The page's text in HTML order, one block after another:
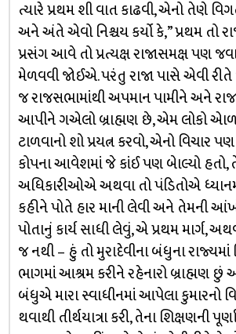
ત્યારે પ્રથમ શી વાત કાઢવી, એનો તેણે
અને અંતે એવો નિશ્ચય કર્યો કે,” પ્રથમ તો
પ્રસંગ આવે તો પ્રત્યક્ષ રાજાસમક્ષ પણ
મેળવવી જોઈએ. પરંતુ રાજા પાસે એવી
જ રાજસભામાંથી અપમાન પામીને અને
આપીને ગએલો બ્રાહ્મણ છે, એમ લોકો
ટાળવાનો શો પ્રયત્ન કરવો, એનો વિચાર
કોપના આવેશમાં જે કાંઈ પણ બેાલ્યો હતો,
અધિકારીઓએ અથવા તો પંડિતોએ
કહીને પોતે હાર માની લેવી અને તેમની
પોતાનું કાર્ય સાધી લેવું, એ પ્રથમ માર્ગ,
જ નથી – હું તો મુરાદેવીના બંધુના
ભાગમાં આશ્રમ કરીને રહેનારો બ્રાહ્મણ છું
બંધુએ મારા સ્વાધીનમાં આપેલા કુમારનો
થવાથી તીર્થયાત્રા કરી, તેના શિક્ષણની